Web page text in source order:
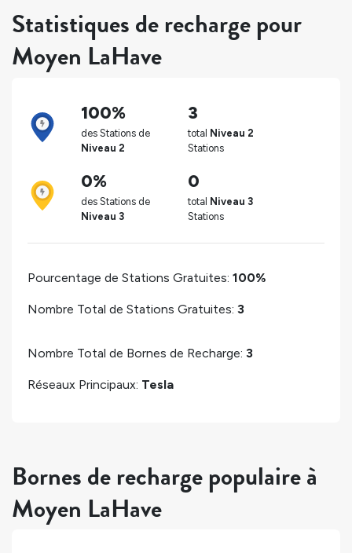
Statistiques de recharge pour
Moyen LaHave
100%
des Stations de
Niveau 2
3
total Niveau 2
Stations
0%
des Stations de
Niveau 3
0
total Niveau 3
Stations
Pourcentage de Stations Gratuites: 100%
Nombre Total de Stations Gratuites: 3
Nombre Total de Bornes de Recharge: 3
Réseaux Principaux: Tesla
Bornes de recharge populaire à
Moyen LaHave